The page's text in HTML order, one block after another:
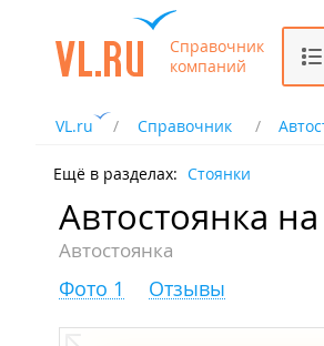
Справочник
компаний
VL.ru Справочник
Ещё в разделах: Стоянки
Автостоянка
Автостоянка
Фото 1 Отзывы